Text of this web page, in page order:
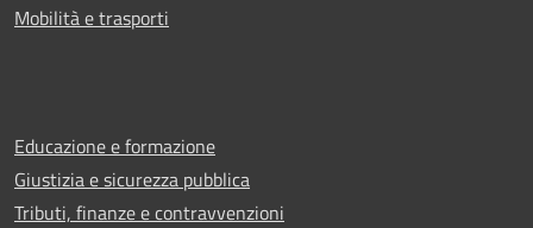
Mobilità e trasporti
Educazione e formazione
Giustizia e sicurezza pubblica
Tributi, finanze e contravvenzioni